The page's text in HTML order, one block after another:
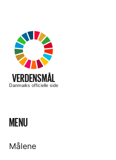
VERDENSMÅL
–
Danmarks officielle side
MENU
Målene